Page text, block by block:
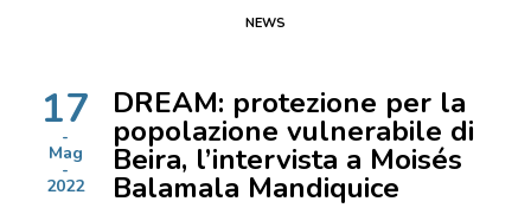
NEWS
17
Mag
2022
DREAM: protezione per la
popolazione vulnerabile di
Beira, l’intervista a Moisés
Balamala Mandiquice